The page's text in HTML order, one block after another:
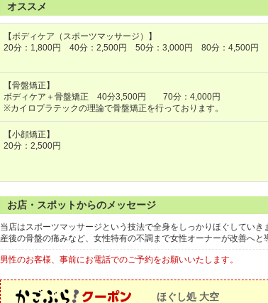
オススメ
【ボディケア（スポーツマッサージ）】
20分：1,800円 40分：2,500円 50分：3,000円 80分：4,500円
【骨盤矯正】
ボディケア＋骨盤矯正 40分3,500円 70分：4,000円
※カイロプラテックの理論で骨盤矯正を行っております。
【小顔矯正】
20分：2,500円
お店・スポットからのメッセージ
当店はスポーツマッサージという技法で全身をしっかりほぐしてい
産後の骨盤の痛みなど、女性特有の不調まで女性オーナーが改善へ
男性のお客様、事前にお電話でのご予約をお願いいたします。
ほぐし処 大空